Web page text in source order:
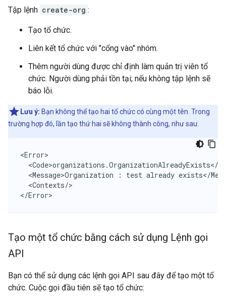
Tập lệnh create-org :
Tạo tổ chức.
Liên kết tổ chức với "cổng vào" nhóm.
Thêm người dùng được chỉ định làm quản trị viên tổ
chức. Người dùng phải tồn tại; nếu không tập lệnh sẽ
báo lỗi.
Lưu ý: Bạn không thể tạo hai tổ chức có cùng một tên. Trong
trường hợp đó, lần tạo thứ hai sẽ không thành công, như sau:
<Error>
<Code>organizations.OrganizationAlreadyExists</
<Message>Organization : test already exists</
  <Contexts/>
</Error>
Tạo một tổ chức bằng cách sử dụng Lệnh gọi
API
Bạn có thể sử dụng các lệnh gọi API sau đây để tạo một tổ
chức. Cuộc gọi đầu tiên sẽ tạo tổ chức: